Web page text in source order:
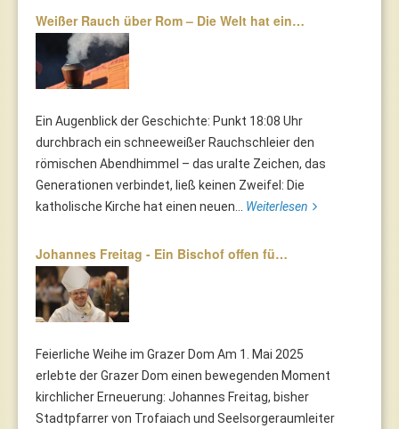
Weißer Rauch über Rom – Die Welt hat ein…
Ein Augenblick der Geschichte: Punkt 18:08 Uhr
durchbrach ein schneeweißer Rauchschleier den
römischen Abendhimmel – das uralte Zeichen, das
Generationen verbindet, ließ keinen Zweifel: Die
katholische Kirche hat einen neuen... Weiterlesen
Johannes Freitag - Ein Bischof offen fü…
Feierliche Weihe im Grazer Dom Am 1. Mai 2025
erlebte der Grazer Dom einen bewegenden Moment
kirchlicher Erneuerung: Johannes Freitag, bisher
Stadtpfarrer von Trofaiach und Seelsorgeraumleiter